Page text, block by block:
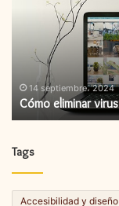
ordenador
formatear?
14 septiembre، 2024
Cómo eliminar
Tags
Accesibilidad y